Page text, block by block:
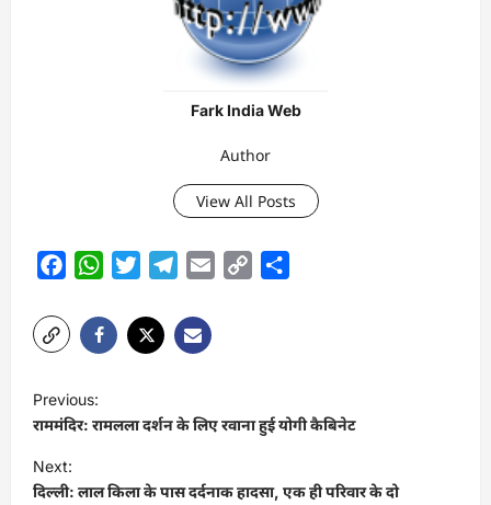
Fark India Web
Author
View All Posts
FacebookWhatsAppTwitterTelegram
Email
Copy
o
s
t
Previous:
राममंदिर: रामलला दर्शन के लिए रवाना हुई योगी कैबिनेट
Next:
दिल्ली: लाल किला के पास दर्दनाक हादसा, एक ही परिवार के दो